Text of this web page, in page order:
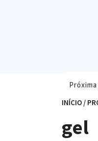
INÍCIO /
gel